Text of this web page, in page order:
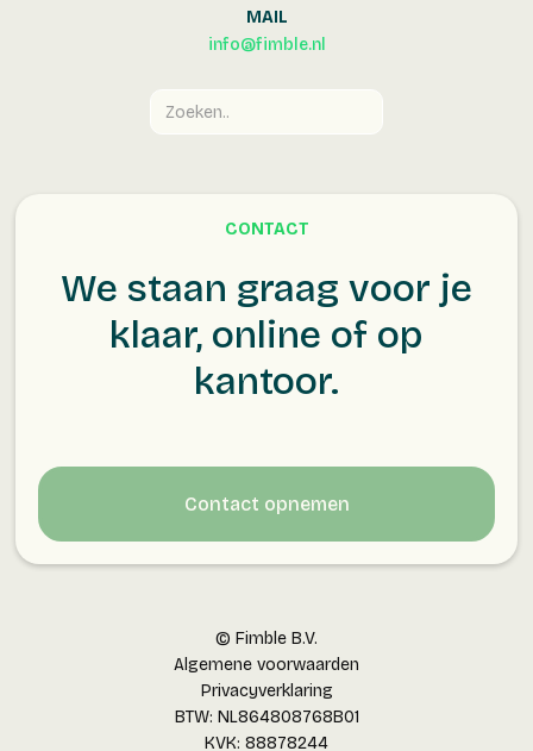
MAIL
info@fimble.nl
CONTACT
We staan graag voor je
klaar, online of op
kantoor.
Contact opnemen
© Fimble B.V.
Algemene voorwaarden
Privacyverklaring
BTW: NL864808768B01
KVK: 88878244